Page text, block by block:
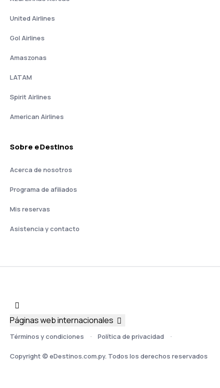
United Airlines
Gol Airlines
Amaszonas
LATAM
Spirit Airlines
American Airlines
Sobre eDestinos
Acerca de nosotros
Programa de afiliados
Mis reservas
Asistencia y contacto
Términos y condiciones Política de privacidad
Copyright © eDestinos.com.py. Todos los derechos reservados
Páginas web internacionales